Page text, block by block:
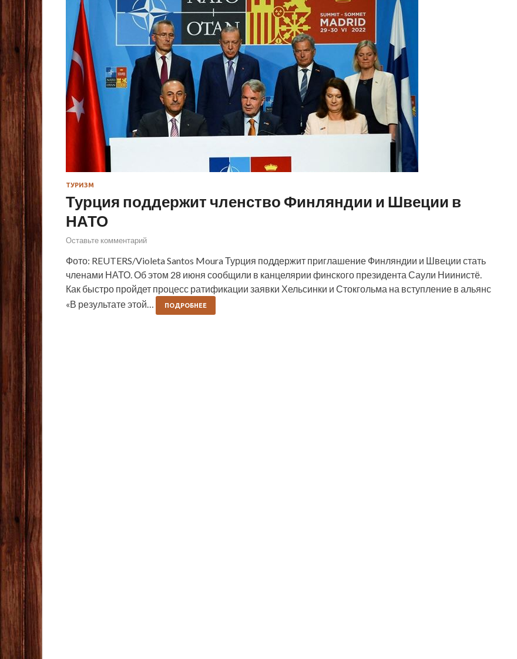
ТУРИЗМ
Турция поддержит членство Финляндии и Швеции в
НАТО
Оставьте комментарий
Фото: REUTERS/Violeta Santos Moura Турция поддержит приглашение Финляндии и Швеции стать
членами НАТО. Об этом 28 июня сообщили в канцелярии финского президента Саули Ниинистё.
Как быстро пройдет процесс ратификации заявки Хельсинки и Стокгольма на вступление в альянс
«В результате этой…
ПОДРОБНЕЕ